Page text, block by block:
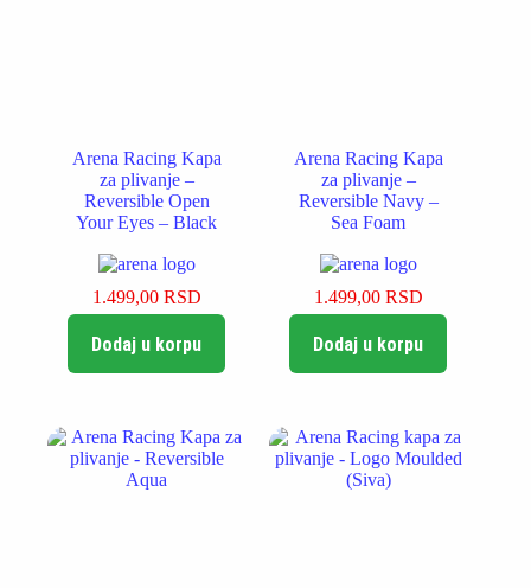
Arena Racing Kapa
za plivanje –
Reversible Open
Your Eyes – Black
1.499,00 RSD
Dodaj u korpu
Arena Racing Kapa
za plivanje –
Reversible Navy –
Sea Foam
1.499,00 RSD
Dodaj u korpu